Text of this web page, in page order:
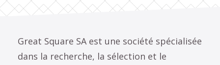
Great Square SA est une société spécialisée
dans la recherche, la sélection et le